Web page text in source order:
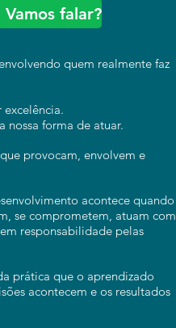
Vamos falar?
quem realmente faz
excelência.
nossa forma de atuar.
provocam, envolvem e
acontece quando
se comprometem, atuam com
responsabilidade pelas
prática que o aprendizado
acontecem e os resultados